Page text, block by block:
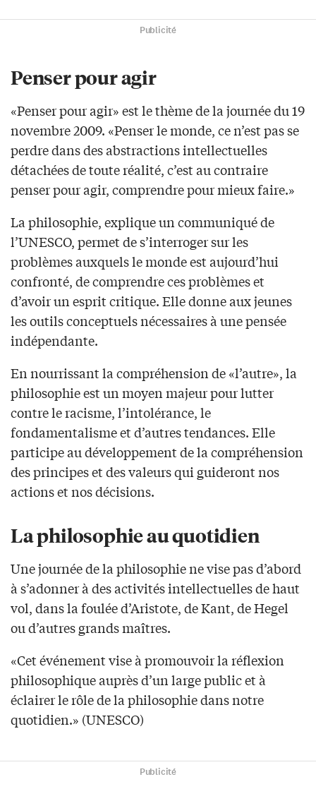
Publicité
Penser pour agir
«Penser pour agir» est le thème de la journée du 19
novembre 2009. «Penser le monde, ce n’est pas se
perdre dans des abstractions intellectuelles
détachées de toute réalité, c’est au contraire
penser pour agir, comprendre pour mieux faire.»
La philosophie, explique un communiqué de
l’UNESCO, permet de s’interroger sur les
problèmes auxquels le monde est aujourd’hui
confronté, de comprendre ces problèmes et
d’avoir un esprit critique. Elle donne aux jeunes
les outils conceptuels nécessaires à une pensée
indépendante.
En nourrissant la compréhension de «l’autre», la
philosophie est un moyen majeur pour lutter
contre le racisme, l’intolérance, le
fondamentalisme et d’autres tendances. Elle
participe au développement de la compréhension
des principes et des valeurs qui guideront nos
actions et nos décisions.
La philosophie au quotidien
Une journée de la philosophie ne vise pas d’abord
à s’adonner à des activités intellectuelles de haut
vol, dans la foulée d’Aristote, de Kant, de Hegel
ou d’autres grands maîtres.
«Cet événement vise à promouvoir la réflexion
philosophique auprès d’un large public et à
éclairer le rôle de la philosophie dans notre
quotidien.» (UNESCO)
Publicité